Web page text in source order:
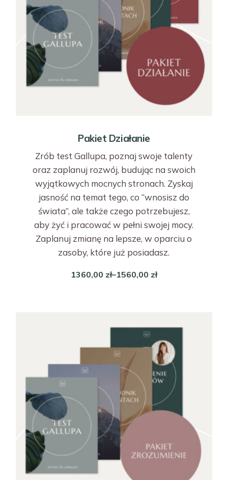
Pakiet Działanie
Zrób test Gallupa, poznaj swoje talenty
oraz zaplanuj rozwój, budując na swoich
wyjątkowych mocnych stronach. Zyskaj
jasność na temat tego, co “wnosisz do
świata”, ale także czego potrzebujesz,
aby żyć i pracować w pełni swojej mocy.
Zaplanuj zmianę na lepsze, w oparciu o
zasoby, które już posiadasz.
1360,00 zł–1560,00 zł